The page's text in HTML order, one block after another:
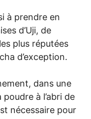
à prendre en
d’Uji, de
plus réputées
d’exception.
dans une
à l’abri de
nécessaire pour